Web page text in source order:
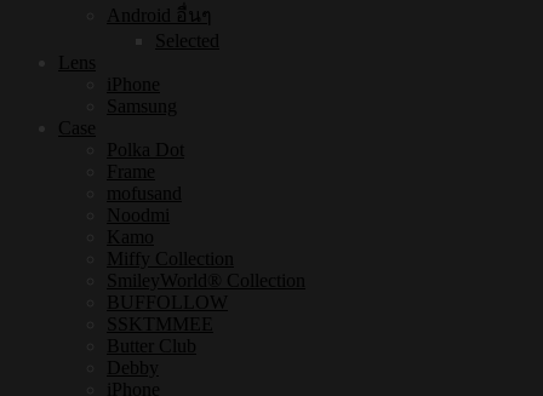
Android อื่นๆ
Selected
Lens
iPhone
Samsung
Case
Polka Dot
Frame
mofusand
Noodmi
Kamo
Miffy Collection
SmileyWorld® Collection
BUFFOLLOW
SSKTMMEE
Butter Club
Debby
iPhone